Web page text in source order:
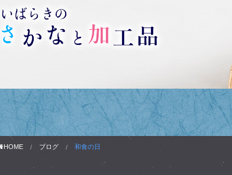
HOME ブログ 和食の日